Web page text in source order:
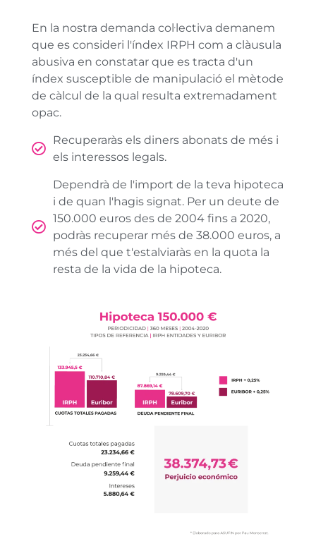
En la nostra demanda col·lectiva demanem
que es consideri l'índex IRPH com a clàusula
abusiva en constatar que es tracta d'un
índex susceptible de manipulació el mètode
de càlcul de la qual resulta extremadament
opac.
Recuperaràs els diners abonats de més i
els interessos legals.
Dependrà de l'import de la teva hipoteca
i de quan l'hagis signat. Per un deute de
150.000 euros des de 2004 fins a 2020,
podràs recuperar més de 38.000 euros, a
més del que t'estalviaràs en la quota la
resta de la vida de la hipoteca.